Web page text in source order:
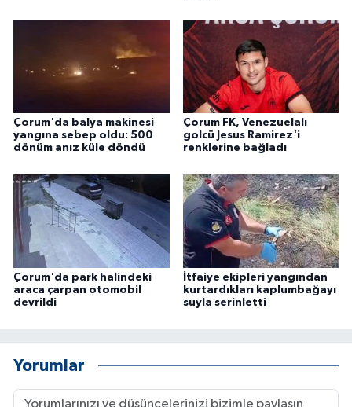
Çorum'da balya makinesi
yangına sebep oldu: 500
dönüm anız küle döndü
Çorum FK, Venezuelalı
golcü Jesus Ramirez'i
renklerine bağladı
Çorum'da park halindeki
araca çarpan otomobil
devrildi
İtfaiye ekipleri yangından
kurtardıkları kaplumbağayı
suyla serinletti
Yorumlar